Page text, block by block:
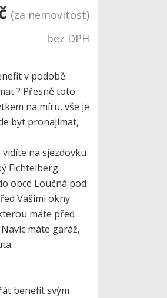
(za nemovitost)
bez DPH
v podobě
? Přesně toto
na míru, vše je
byt pronajímat,
na sjezdovku
Fichtelberg.
obce Loučná pod
Vašimi okny
máte před
máte garáž,
benefit svým